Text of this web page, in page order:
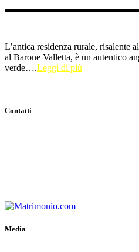
L’antica residenza rurale, risalente
al Barone Valletta, è un autentico
verde….Leggi di più
Contatti
Media